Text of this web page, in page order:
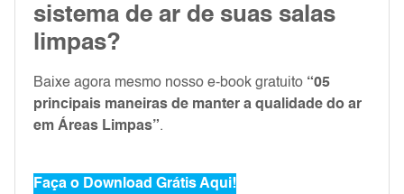
sistema de ar de suas salas
limpas?
Baixe agora mesmo nosso e-book gratuito “05
principais maneiras de manter a qualidade do ar
em Áreas Limpas”.
Faça o Download Grátis Aqui!